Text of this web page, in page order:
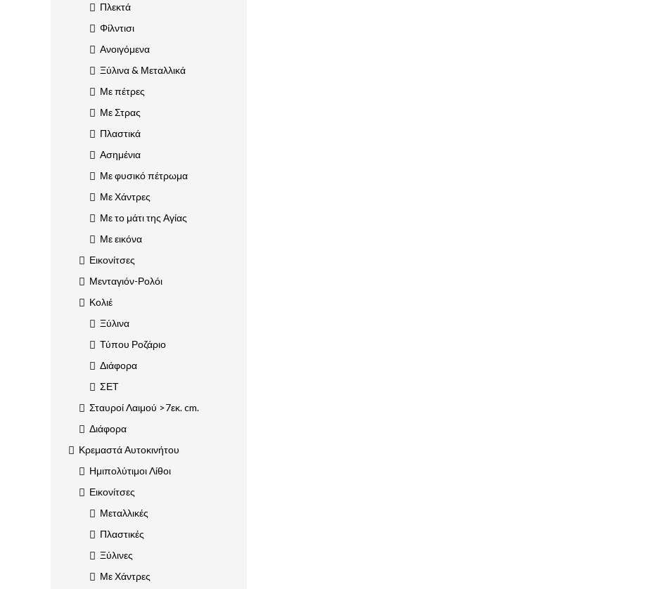
Πλεκτά
Φίλντισι
Ανοιγόμενα
Ξύλινα & Μεταλλικά
Με πέτρες
Με Στρας
Πλαστικά
Ασημένια
Με φυσικό πέτρωμα
Με Χάντρες
Με το μάτι της Αγίας
Με εικόνα
Εικονίτσες
Μενταγιόν-Ρολόι
Κολιέ
Ξύλινα
Τύπου Ροζάριο
Διάφορα
ΣΕΤ
Σταυροί Λαιμού >7εκ. cm.
Διάφορα
Κρεμαστά Αυτοκινήτου
Ημιπολύτιμοι Λίθοι
Εικονίτσες
Μεταλλικές
Πλαστικές
Ξύλινες
Με Χάντρες